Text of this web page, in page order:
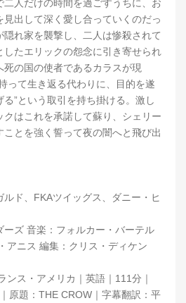
人だけの時間を過ごすうちに、お
出して深く愛し合っていくのだっ
れ家を襲撃し、二人は惨殺されて
したエリックの怨念に引き寄せられ
死の国の使者であるカラスが現
って生き返る代わりに、目的を遂
”という取引を持ち掛ける。激し
クはこれを承諾して蘇り、シェリー
とを強く誓って夜の闇へと飛び出
ド、FKAツイッグス、ダニー・ヒ
ーズ 音楽：フォルカー・バーテル
アニス 編集：クリス・ディケン
ンス・アメリカ｜英語｜111分｜
原題：THE CROW｜字幕翻訳：平